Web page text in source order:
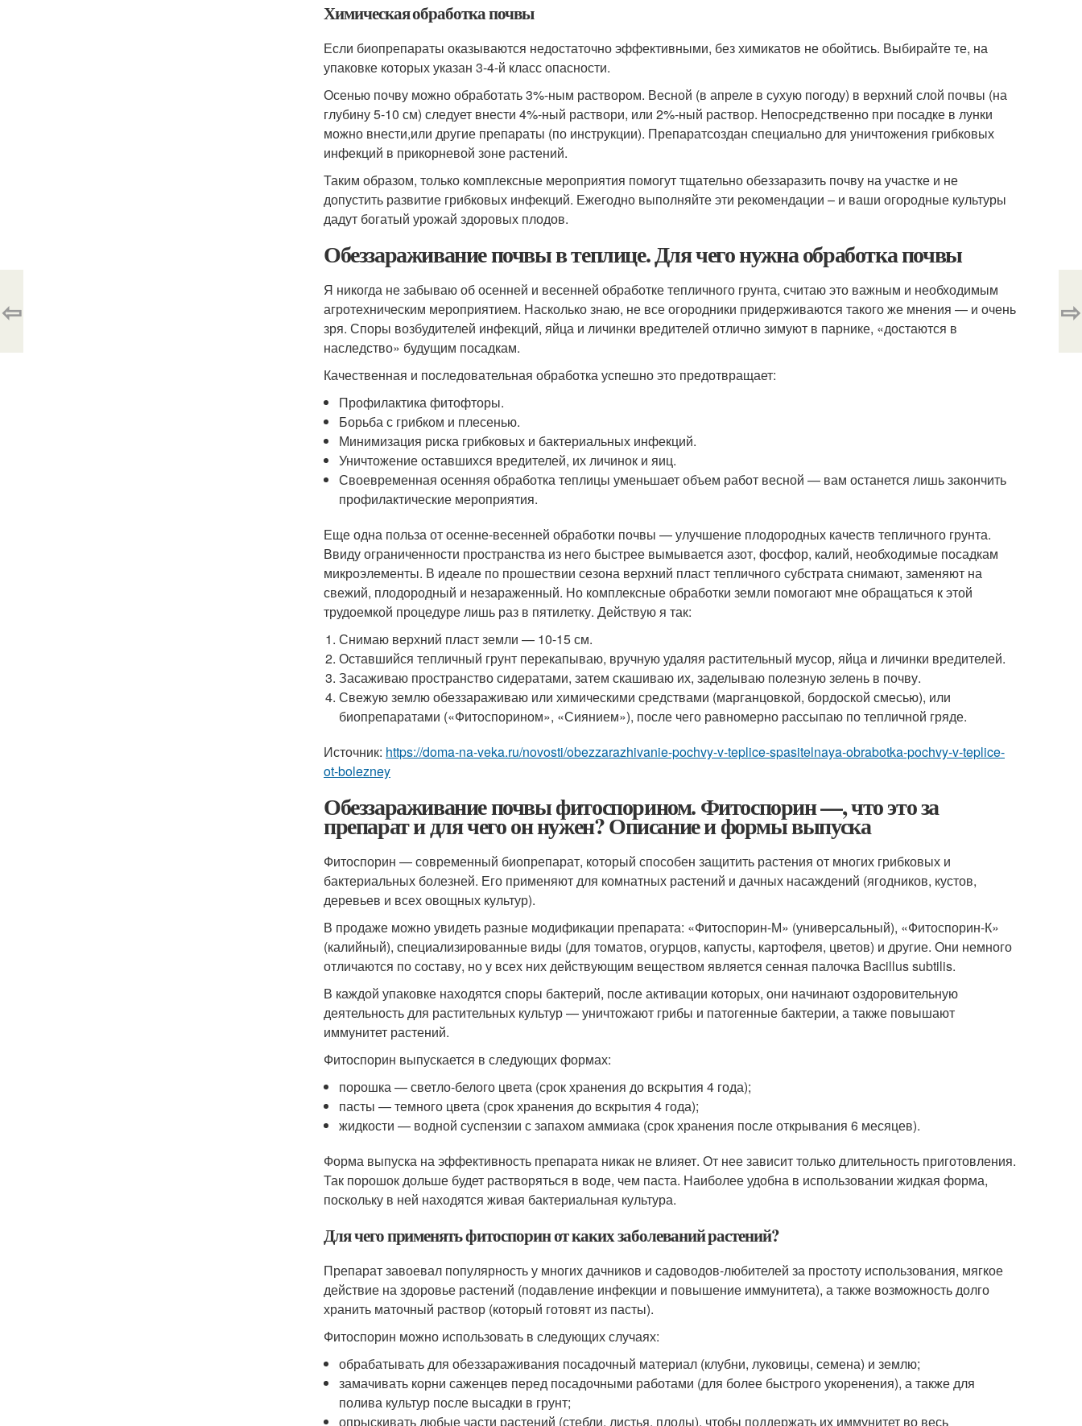
Химическая обработка почвы
Если биопрепараты оказываются недостаточно эффективными, без химикатов не обойтись. Выбирайте те, на
упаковке которых указан 3-4-й класс опасности.
Осенью почву можно обработать 3%-ным раствором. Весной (в апреле в сухую погоду) в верхний слой почвы (на
глубину 5-10 см) следует внести 4%-ный раствори, или 2%-ный раствор. Непосредственно при посадке в лунки
можно внести,или другие препараты (по инструкции). Препаратсоздан специально для уничтожения грибковых
инфекций в прикорневой зоне растений.
Таким образом, только комплексные мероприятия помогут тщательно обеззаразить почву на участке и не
допустить развитие грибковых инфекций. Ежегодно выполняйте эти рекомендации – и ваши огородные культуры
дадут богатый урожай здоровых плодов.
Обеззараживание почвы в теплице. Для чего нужна обработка почвы
Я никогда не забываю об осенней и весенней обработке тепличного грунта, считаю это важным и необходимым
агротехническим мероприятием. Насколько знаю, не все огородники придерживаются такого же мнения — и очень
зря. Споры возбудителей инфекций, яйца и личинки вредителей отлично зимуют в парнике, «достаются в
наследство» будущим посадкам.
Качественная и последовательная обработка успешно это предотвращает:
Профилактика фитофторы.
Борьба с грибком и плесенью.
Минимизация риска грибковых и бактериальных инфекций.
Уничтожение оставшихся вредителей, их личинок и яиц.
Своевременная осенняя обработка теплицы уменьшает объем работ весной — вам останется лишь закончить
профилактические мероприятия.
Еще одна польза от осенне-весенней обработки почвы — улучшение плодородных качеств тепличного грунта.
Ввиду ограниченности пространства из него быстрее вымывается азот, фосфор, калий, необходимые посадкам
микроэлементы. В идеале по прошествии сезона верхний пласт тепличного субстрата снимают, заменяют на
свежий, плодородный и незараженный. Но комплексные обработки земли помогают мне обращаться к этой
трудоемкой процедуре лишь раз в пятилетку. Действую я так:
Снимаю верхний пласт земли — 10-15 см.
Оставшийся тепличный грунт перекапываю, вручную удаляя растительный мусор, яйца и личинки вредителей.
Засаживаю пространство сидератами, затем скашиваю их, заделываю полезную зелень в почву.
Свежую землю обеззараживаю или химическими средствами (марганцовкой, бордоской смесью), или
биопрепаратами («Фитоспорином», «Сиянием»), после чего равномерно рассыпаю по тепличной гряде.
Источник: https://doma-na-veka.ru/novosti/obezzarazhivanie-pochvy-v-teplice-spasitelnaya-obrabotka-pochvy-v-teplice-
ot-bolezney
Обеззараживание почвы фитоспорином. Фитоспорин —, что это за
препарат и для чего он нужен? Описание и формы выпуска
Фитоспорин — современный биопрепарат, который способен защитить растения от многих грибковых и
бактериальных болезней. Его применяют для комнатных растений и дачных насаждений (ягодников, кустов,
деревьев и всех овощных культур).
В продаже можно увидеть разные модификации препарата: «Фитоспорин-М» (универсальный), «Фитоспорин-К»
(калийный), специализированные виды (для томатов, огурцов, капусты, картофеля, цветов) и другие. Они немного
отличаются по составу, но у всех них действующим веществом является сенная палочка Bacillus subtilis.
В каждой упаковке находятся споры бактерий, после активации которых, они начинают оздоровительную
деятельность для растительных культур — уничтожают грибы и патогенные бактерии, а также повышают
иммунитет растений.
Фитоспорин выпускается в следующих формах:
порошка — светло-белого цвета (срок хранения до вскрытия 4 года);
пасты — темного цвета (срок хранения до вскрытия 4 года);
жидкости — водной суспензии с запахом аммиака (срок хранения после открывания 6 месяцев).
Форма выпуска на эффективность препарата никак не влияет. От нее зависит только длительность приготовления.
Так порошок дольше будет растворяться в воде, чем паста. Наиболее удобна в использовании жидкая форма,
поскольку в ней находятся живая бактериальная культура.
Для чего применять фитоспорин от каких заболеваний растений?
Препарат завоевал популярность у многих дачников и садоводов-любителей за простоту использования, мягкое
действие на здоровье растений (подавление инфекции и повышение иммунитета), а также возможность долго
хранить маточный раствор (который готовят из пасты).
Фитоспорин можно использовать в следующих случаях:
обрабатывать для обеззараживания посадочный материал (клубни, луковицы, семена) и землю;
замачивать корни саженцев перед посадочными работами (для более быстрого укоренения), а также для
полива культур после высадки в грунт;
опрыскивать любые части растений (стебли, листья, плоды), чтобы поддержать их иммунитет во весь
⇦ ⇨